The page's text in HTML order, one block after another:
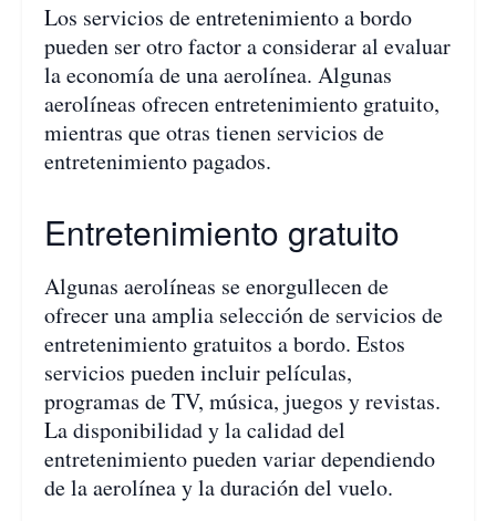
Los servicios de entretenimiento a bordo
pueden ser otro factor a considerar al evaluar
la economía de una aerolínea. Algunas
aerolíneas ofrecen entretenimiento gratuito,
mientras que otras tienen servicios de
entretenimiento pagados.
Entretenimiento gratuito
Algunas aerolíneas se enorgullecen de
ofrecer una amplia selección de servicios de
entretenimiento gratuitos a bordo. Estos
servicios pueden incluir películas,
programas de TV, música, juegos y revistas.
La disponibilidad y la calidad del
entretenimiento pueden variar dependiendo
de la aerolínea y la duración del vuelo.